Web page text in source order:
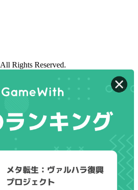
All Rights Reserved.